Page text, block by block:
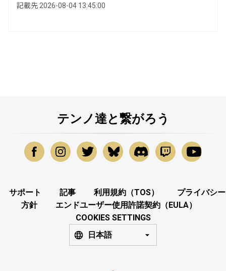
記載先 2026-08-04 13:45:00
テンノ達と繋がろう
サポート 記事 利用規約（TOS）
プライバシー
方針
エンドユーザー使用許諾契約（EULA）
COOKIES SETTINGS
日本語